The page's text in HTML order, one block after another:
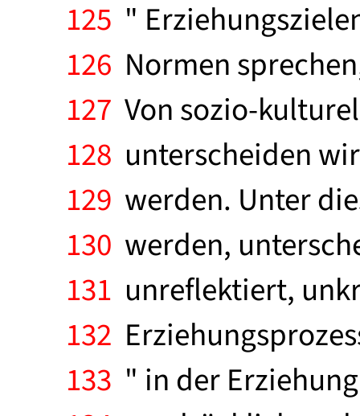
125 "
126 Normen
127 Von sozio-
128 unterscheiden
129 werden. Unter
130 werden,
131 unreflektiert,
132
133 " in der